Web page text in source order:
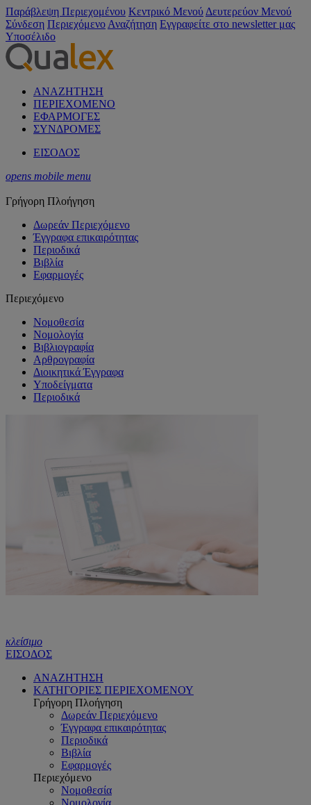
Παράβλεψη Περιεχομένου Κεντρικό Μενού Δευτερεύον Μενού
Σύνδεση Περιεχόμενο Αναζήτηση Εγγραφείτε στο newsletter μας
Υποσέλιδο
ΑΝΑΖΗΤΗΣΗ
ΠΕΡΙΕΧΟΜΕΝΟ
ΕΦΑΡΜΟΓΕΣ
ΣΥΝΔΡΟΜΕΣ
ΕΙΣΟΔΟΣ
opens mobile menu
Γρήγορη Πλοήγηση
Δωρεάν Περιεχόμενο
Έγγραφα επικαιρότητας
Περιοδικά
Βιβλία
Εφαρμογές
Περιεχόμενο
Νομοθεσία
Νομολογία
Βιβλιογραφία
Αρθρογραφία
Διοικητικά Έγγραφα
Υποδείγματα
Περιοδικά
κλείσιμο
ΕΙΣΟΔΟΣ
ΑΝΑΖΗΤΗΣΗ
ΚΑΤΗΓΟΡΙΕΣ ΠΕΡΙΕΧΟΜΕΝΟΥ
Γρήγορη Πλοήγηση
Δωρεάν Περιεχόμενο
Έγγραφα επικαιρότητας
Περιοδικά
Βιβλία
Εφαρμογές
Περιεχόμενο
Νομοθεσία
Νομολογία